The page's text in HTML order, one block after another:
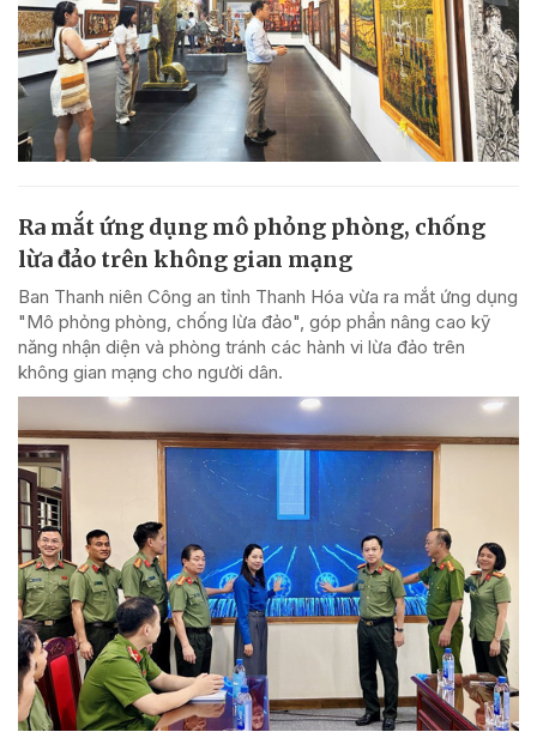
Ra mắt ứng dụng mô phỏng phòng, chống
lừa đảo trên không gian mạng
Ban Thanh niên Công an tỉnh Thanh Hóa vừa ra mắt ứng dụng
"Mô phỏng phòng, chống lừa đảo", góp phần nâng cao kỹ
năng nhận diện và phòng tránh các hành vi lừa đảo trên
không gian mạng cho người dân.